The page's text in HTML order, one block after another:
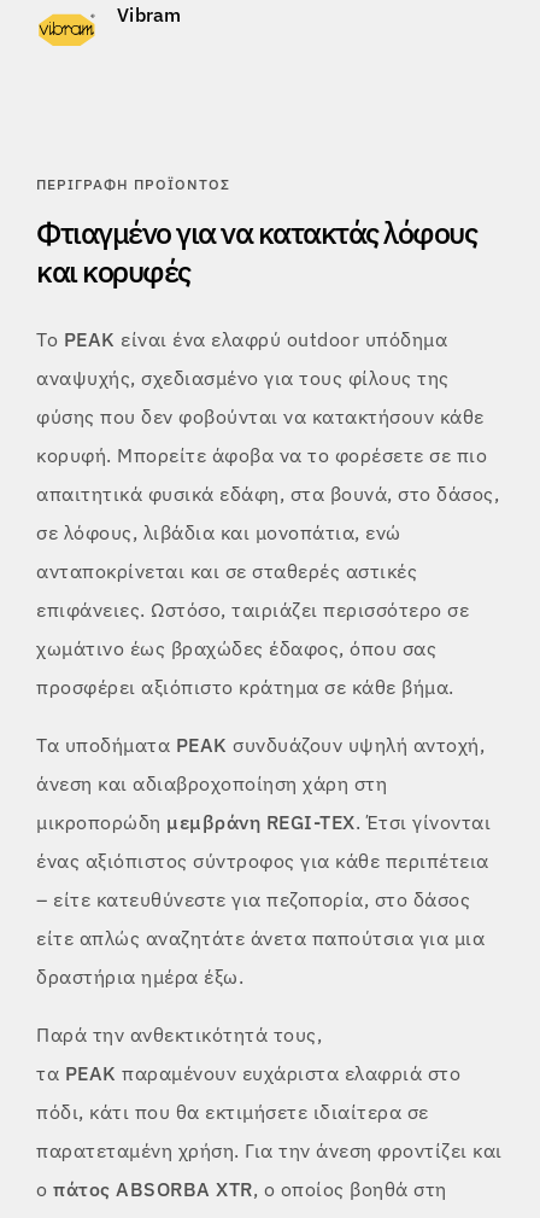
Vibram
ΠΕΡΙΓΡΑΦΉ ΠΡΟΪΌΝΤΟΣ
Φτιαγμένο για να κατακτάς λόφους
και κορυφές
Το PEAK είναι ένα ελαφρύ outdoor υπόδημα
αναψυχής, σχεδιασμένο για τους φίλους της
φύσης που δεν φοβούνται να κατακτήσουν κάθε
κορυφή. Μπορείτε άφοβα να το φορέσετε σε πιο
απαιτητικά φυσικά εδάφη, στα βουνά, στο δάσος,
σε λόφους, λιβάδια και μονοπάτια, ενώ
ανταποκρίνεται και σε σταθερές αστικές
επιφάνειες. Ωστόσο, ταιριάζει περισσότερο σε
χωμάτινο έως βραχώδες έδαφος, όπου σας
προσφέρει αξιόπιστο κράτημα σε κάθε βήμα.
Τα υποδήματα PEAK συνδυάζουν υψηλή αντοχή,
άνεση και αδιαβροχοποίηση χάρη στη
μικροπορώδη μεμβράνη REGI-TEX. Έτσι γίνονται
ένας αξιόπιστος σύντροφος για κάθε περιπέτεια
– είτε κατευθύνεστε για πεζοπορία, στο δάσος
είτε απλώς αναζητάτε άνετα παπούτσια για μια
δραστήρια ημέρα έξω.
Παρά την ανθεκτικότητά τους,
τα PEAK παραμένουν ευχάριστα ελαφριά στο
πόδι, κάτι που θα εκτιμήσετε ιδιαίτερα σε
παρατεταμένη χρήση. Για την άνεση φροντίζει και
ο πάτος ABSORBA XTR, ο οποίος βοηθά στη